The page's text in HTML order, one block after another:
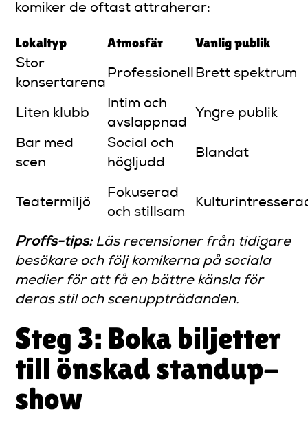
komiker de oftast attraherar:
Lokaltyp Atmosfär Vanlig publik
Stor
konsertarena
Professionell Brett spektrum
Liten klubb
Intim och
avslappnad
Yngre publik
Bar med
scen
Social och
högljudd
Blandat
Teatermiljö
Fokuserad
och stillsam
Proffs-tips: Läs recensioner från tidigare
besökare och följ komikerna på sociala
medier för att få en bättre känsla för
deras stil och scenuppträdanden.
Steg 3: Boka biljetter
till önskad standup-
show